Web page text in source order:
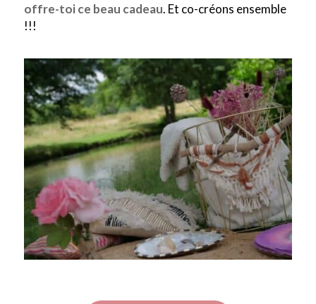
offre-toi ce beau cadeau. Et co-créons ensemble
!!!